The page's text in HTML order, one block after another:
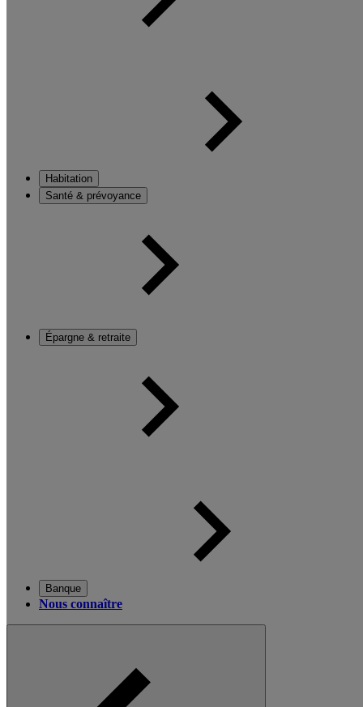
Habitation
Santé & prévoyance
Épargne & retraite
Banque
Nous connaître